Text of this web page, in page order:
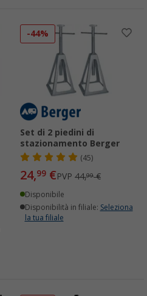
-44%
Set di 2 piedini di
stazionamento Berger
(45)
24,99 €PVP 44,99€
Disponibile
Disponibilità in filiale: Seleziona
la tua filiale